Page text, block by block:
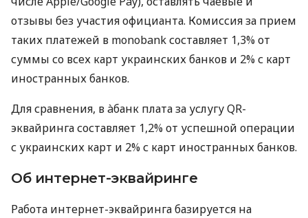
отзывы без участия официанта. Комиссия за прием
таких платежей в monobank составляет 1,3% от
суммы со всех карт украинских банков и 2% с карт
иностранных банков.
Для сравнения, в àбанк плата за услугу QR-
эквайринга составляет 1,2% от успешной операции
с украинских карт и 2% с карт иностранных банков.
Об интернет-эквайринге
Работа интернет-эквайринга базируется на